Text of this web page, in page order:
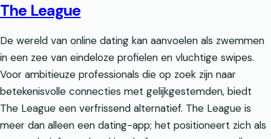
The League
De wereld van online dating kan aanvoelen als zwemmen
in een zee van eindeloze profielen en vluchtige swipes.
Voor ambitieuze professionals die op zoek zijn naar
betekenisvolle connecties met gelijkgestemden, biedt
The League een verfrissend alternatief. The League is
meer dan alleen een dating-app; het positioneert zich als